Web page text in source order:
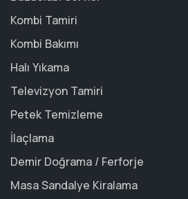
Kombi Tamiri
Kombi Bakımı
Halı Yıkama
Televizyon Tamiri
Petek Temizleme
İlaçlama
Demir Doğrama / Ferforje
Masa Sandalye Kiralama